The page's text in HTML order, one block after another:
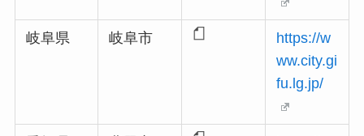
岐阜県 岐阜市
https://w
ww.city.gi
fu.lg.jp/